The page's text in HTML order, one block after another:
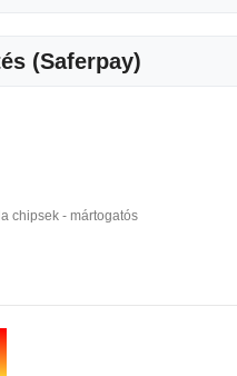
(Saferpay)
chipsek - mártogatós